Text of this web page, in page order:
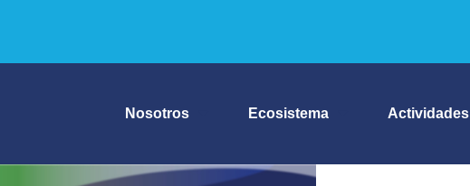
Nosotros Ecosistema Actividades